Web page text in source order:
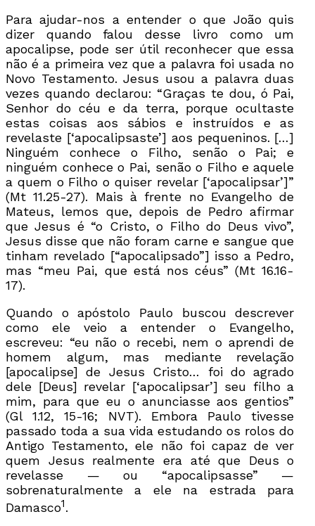
Para ajudar-nos a entender o que João quis
dizer quando falou desse livro como um
apocalipse, pode ser útil reconhecer que essa
não é a primeira vez que a palavra foi usada no
Novo Testamento. Jesus usou a palavra duas
vezes quando declarou: “Graças te dou, ó Pai,
Senhor do céu e da terra, porque ocultaste
estas coisas aos sábios e instruídos e as
revelaste [‘apocalipsaste’] aos pequeninos. […]
Ninguém conhece o Filho, senão o Pai; e
ninguém conhece o Pai, senão o Filho e aquele
a quem o Filho o quiser revelar [‘apocalipsar’]”
(Mt 11.25-27). Mais à frente no Evangelho de
Mateus, lemos que, depois de Pedro afirmar
que Jesus é “o Cristo, o Filho do Deus vivo”,
Jesus disse que não foram carne e sangue que
tinham revelado [“apocalipsado”] isso a Pedro,
mas “meu Pai, que está nos céus” (Mt 16.16-
17).
Quando o apóstolo Paulo buscou descrever
como ele veio a entender o Evangelho,
escreveu: “eu não o recebi, nem o aprendi de
homem algum, mas mediante revelação
[apocalipse] de Jesus Cristo… foi do agrado
dele [Deus] revelar [‘apocalipsar’] seu filho a
mim, para que eu o anunciasse aos gentios”
(Gl 1.12, 15-16; NVT). Embora Paulo tivesse
passado toda a sua vida estudando os rolos do
Antigo Testamento, ele não foi capaz de ver
quem Jesus realmente era até que Deus o
revelasse — ou “apocalipsasse” —
sobrenaturalmente a ele na estrada para
Damasco1.